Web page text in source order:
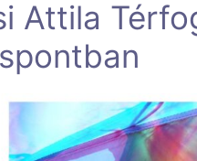
Attila